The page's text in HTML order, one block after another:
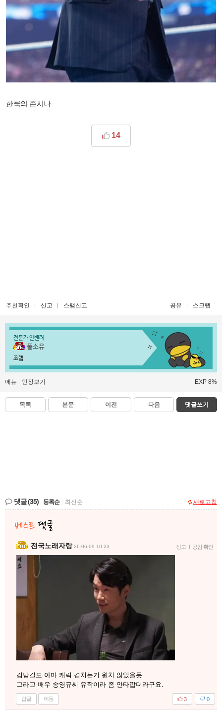
한쿡의 존시나
14
추천확인 신고 스팸신고 공유 스크랩
전문가 인벤러
풀소유
쪼렙
메뉴 인장보기 EXP 8%
목록 본문 이전 다음 댓글쓰기
댓글(35) 등록순 최신순 새로고침
전국노래자랑 26-06-09 10:23 신고 | 공감 확인
김남길도 아마 캐릭 겹치는거 원치 않았을듯
그라고 배우 송영규씨 유작이라 좀 안타깝더라구요.
답글 이동 0
3